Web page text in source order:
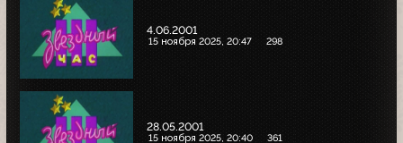
4.06.2001
15 ноября 2025, 20:47 298
28.05.2001
15 ноября 2025, 20:40 361